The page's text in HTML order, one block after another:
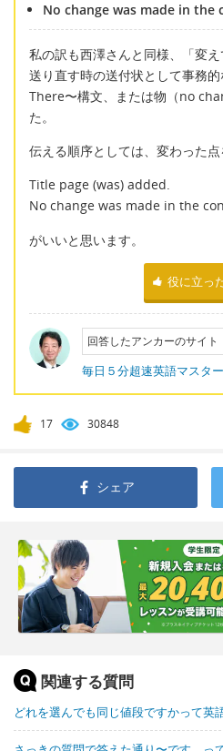
No change was made in the
私の訳も西澤さんと同様、「変え
送り直す時の送付状として事務的
There〜構文、または物（no
た。
伝える順序としては、変わった
Title page (was) added.
No change was made in the
がいいと思います。
役に立っ
回答したアンカーのサイト
毎日５分超速英語マスタ
17 30848
シェア
関連する質問
どれを選んでも同じ値段ですかって英